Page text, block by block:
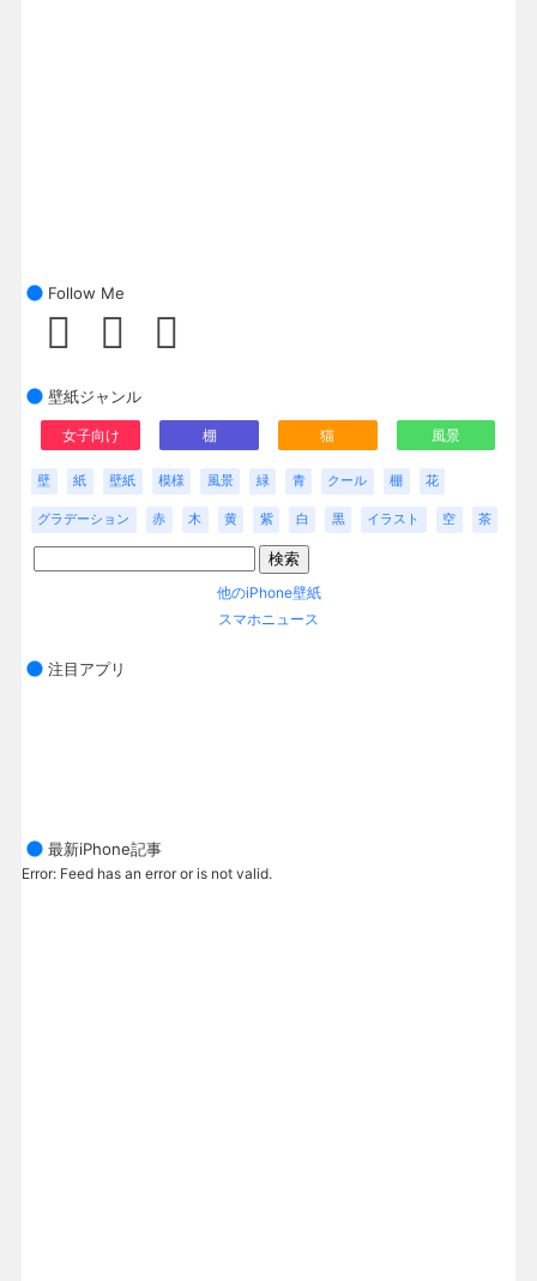
Follow Me
壁紙ジャンル
女子向け 棚 猫 風景
壁 紙 壁紙 模様 風景 緑 青 クール 棚 花
グラデーション 赤 木 黄 紫 白 黒 イラスト 空 茶
他のiPhone壁紙
スマホニュース
注目アプリ
最新iPhone記事
Error: Feed has an error or is not valid.